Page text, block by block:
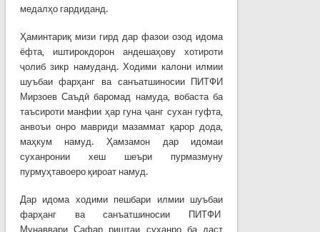
медалҳо гардиданд.
Ҳаминтариқ мизи гирд дар фазои озод идома
ёфта, иштирокдорон андешаҳову хотироти
ҷолиб зикр намуданд. Ходими калони илмии
шуъбаи фарҳанг ва санъатшиносии ПИТФИ
Мирзоев Саъдӣ баромад намуда, вобаста ба
таъсироти манфии ҳар гуна ҷанг сухан гуфта,
анвоъи онро мавриди мазаммат қарор дода,
маҳкум намуд. Ҳамзамон дар идомаи
суханронии хеш шеъри пурмазмуну
пурмуҳтавоеро қироат намуд.
Дар идома ходими пешбари илмии шуъбаи
фарҳанг ва санъатшиносии ПИТФИ
Мунаввари Сафар риштаи суханро ба даст